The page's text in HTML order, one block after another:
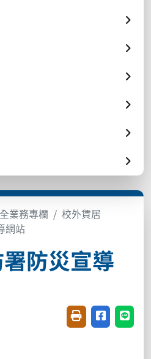
業務專欄
校外賃居
網站
防災宣導
友善列印(開新視
分享至臉書
分享